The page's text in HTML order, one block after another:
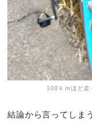
100ｋｍほど走
結論から言ってしま